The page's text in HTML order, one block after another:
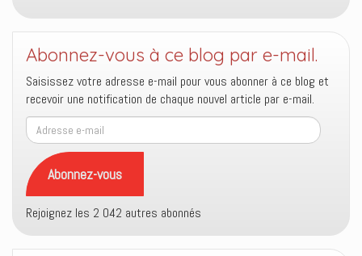
Abonnez-vous à ce blog par e-mail.
Saisissez votre adresse e-mail pour vous abonner à ce blog et
recevoir une notification de chaque nouvel article par e-mail.
Adresse
e-
mail
Abonnez-vous
Rejoignez les 2 042 autres abonnés